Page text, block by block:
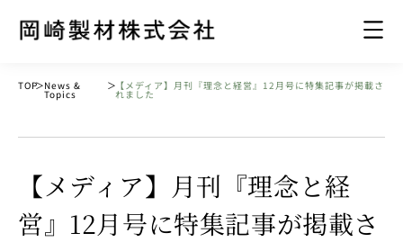
TOP＞News &
Topics
＞ 【メディア】月刊『理念と経営』12月号に特集記事が掲載さ
れました
【メディア】月刊『理念と経
営』12月号に特集記事が掲載さ